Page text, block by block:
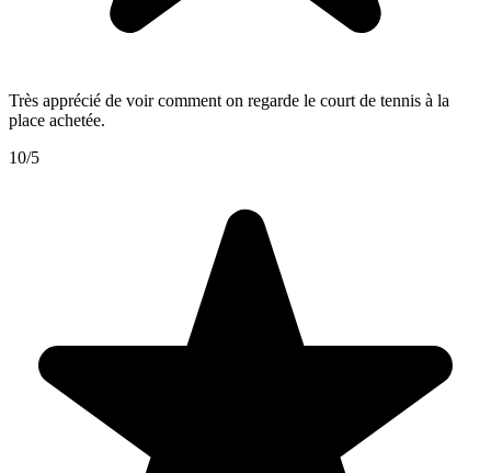
Très apprécié de voir comment on regarde le court de tennis à la
place achetée.
10/5